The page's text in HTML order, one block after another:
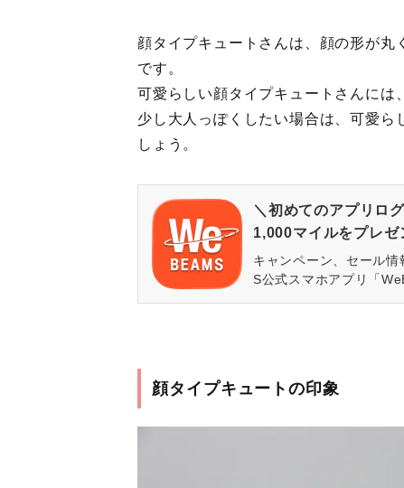
顔タイプキュートさんは、顔の形が丸
です。
可愛らしい顔タイプキュートさんに
少し大人っぽくしたい場合は、可愛
しょう。
＼初めてのアプリロ
1,000マイルをプレゼ
キャンペーン、セール
S公式スマホアプリ「
顔タイプキュートの印象